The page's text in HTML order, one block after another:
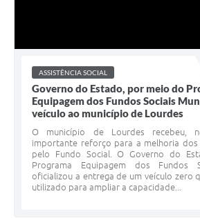
ASSISTÊNCIA SOCIAL
Governo do Estado, por meio do
Equipagem dos Fundos Sociais
veículo ao município de Lourdes
O município de Lourdes recebeu,
importante reforço para a melhoria dos
pelo Fundo Social. O Governo do
Programa Equipagem dos Fundos
oficializou a entrega de um veículo zero
utilizado para ampliar a capacidade...